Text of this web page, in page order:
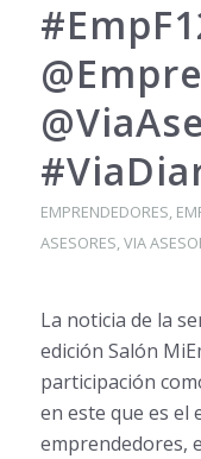
EMPRENDEDORES,
ASESORES,VIA
La noticia de la
edición Salón
participación
en este que es el
emprendedores,